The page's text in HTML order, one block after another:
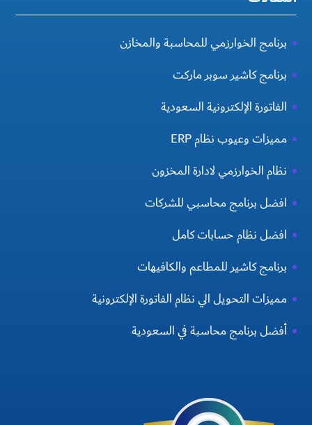
برنامج الخوارزمي للمحاسبة والمخازن
برنامج كاشير سوبر ماركت
الفاتورة الإلكترونية السعودية
مميزات وعيوب نظام ERP
نظام الخوارزمي لادارة المخزون
افضل برنامج محاسبي للشركات
افضل نظام حسابات كامل
برنامج كاشير للمطاعم والكافيهات
مميزات التحويل الي نظام الفاتورة الإلكترونية
أفضل برنامج محاسبة في السعودية